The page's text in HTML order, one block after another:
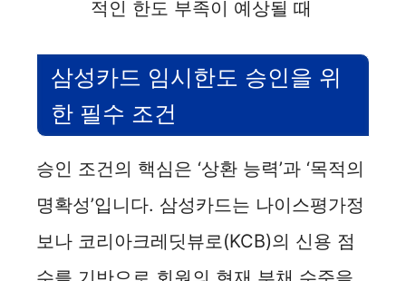
적인 한도 부족이 예상될 때
삼성카드 임시한도 승인을 위
한 필수 조건
승인 조건의 핵심은 ‘상환 능력’과 ‘목적의
명확성’입니다. 삼성카드는 나이스평가정
보나 코리아크레딧뷰로(KCB)의 신용 점